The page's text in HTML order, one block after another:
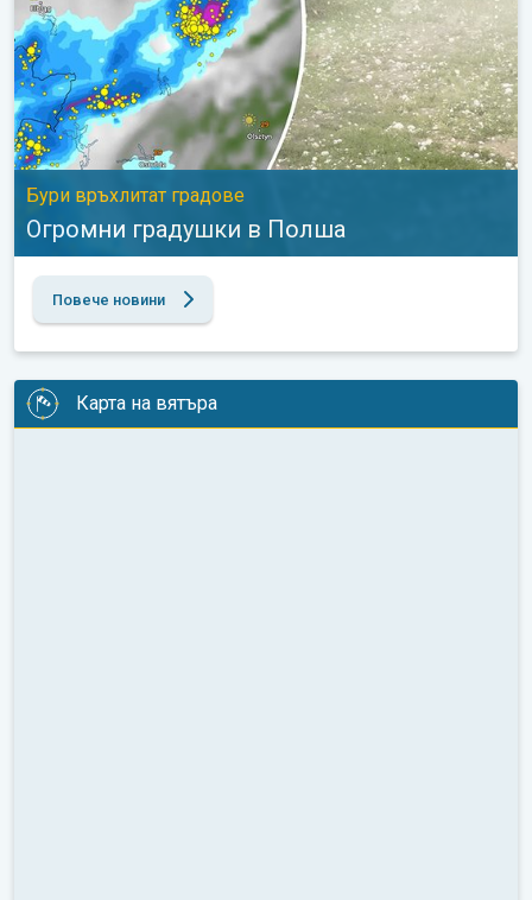
Бури връхлитат градове
Огромни градушки в Полша
Повече новини
Карта на вятъра